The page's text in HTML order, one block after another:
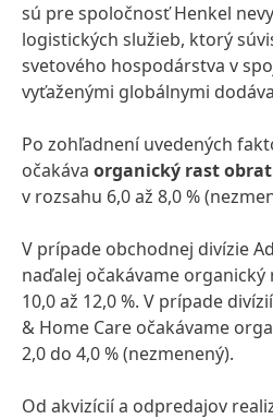
sú pre spoločnosť Henkel
logistických služieb, ktorý
svetového hospodárstva v
vyťaženými globálnymi
Po zohľadnení uvedených
očakáva organický rast
v rozsahu 6,0 až 8,0 %
V prípade obchodnej divízie
naďalej očakávame
10,0 až 12,0 %. V prípade
& Home Care očakávame
2,0 do 4,0 %(nezmenený).
Od akvizícií a odpredajov